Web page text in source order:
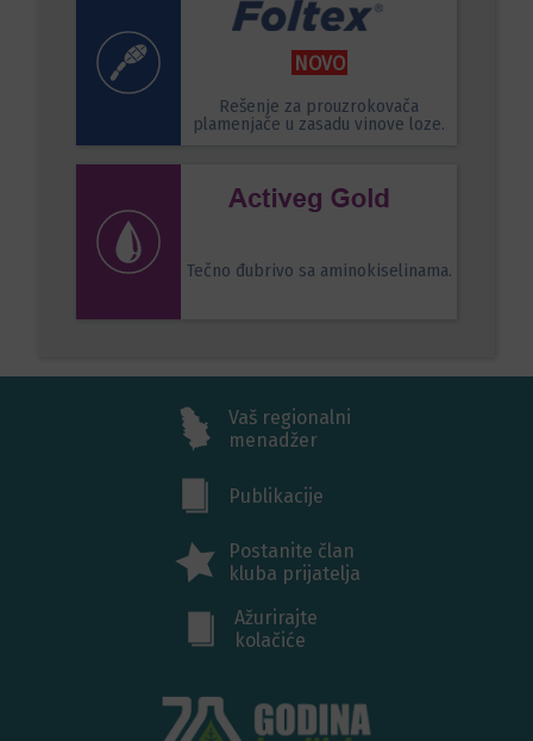
NOVO
Rešenje za prouzrokovača
plamenjače u zasadu vinove loze.
Tečno đubrivo sa aminokiselinama.
Vaš regionalni
menadžer
Publikacije
Postanite član
kluba prijatelja
Ažurirajte
kolačiće